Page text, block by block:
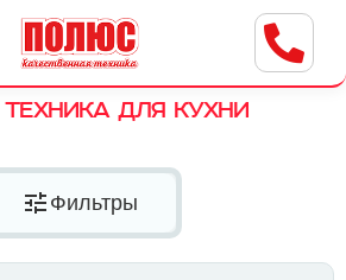
бытовой техники
Ульяновск, ул. Пушкарева, 8a
для кухни
tune Фильтры